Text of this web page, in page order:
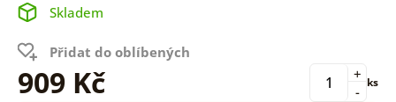
Skladem
Přidat do oblíbených
909 Kč -
+ ks